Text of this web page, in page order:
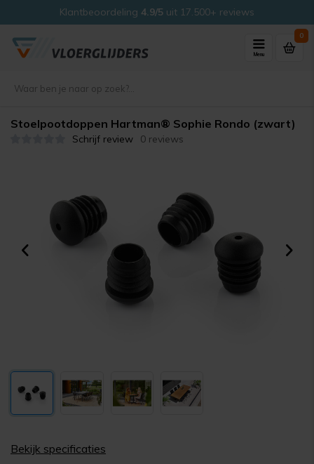
Klantbeoordeling 4.9/5 uit 17.500+ reviews
Menu
0
Stoelpootdoppen Hartman® Sophie Rondo (zwart)
Schrijf review 0 reviews
Bekijk specificaties